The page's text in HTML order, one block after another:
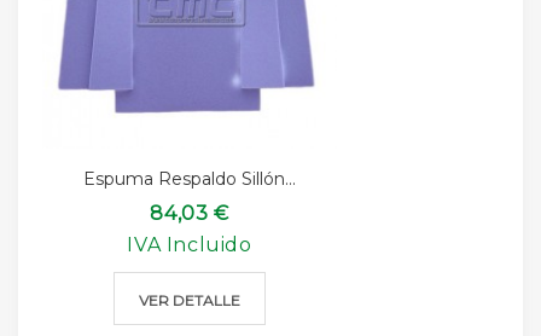
Espuma Respaldo Sillón...
84,03 €
IVA Incluido
VER DETALLE